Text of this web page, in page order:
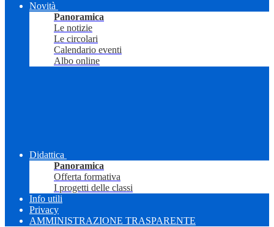
Novità
Panoramica
Le notizie
Le circolari
Calendario eventi
Albo online
Didattica
Panoramica
Offerta formativa
I progetti delle classi
Info utili
Privacy
AMMINISTRAZIONE TRASPARENTE